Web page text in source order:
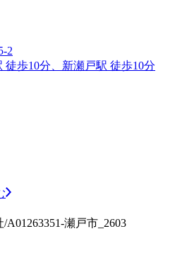
2
歩10分、新瀬戸駅 徒歩10分
瀬戸市_2603